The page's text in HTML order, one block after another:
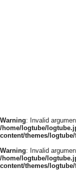
Warning: Invalid
/home/logtube/
content/themes/
Warning: Invalid
/home/logtube/
content/themes/